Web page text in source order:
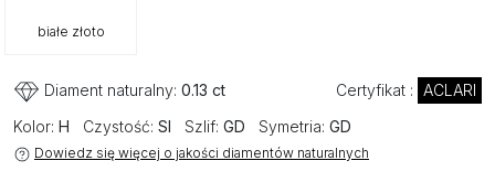
białe złoto
Diament naturalny: 0.13 ct Certyfikat : ACLARI
Kolor: H Czystość: SI Szlif: GD Symetria: GD
Dowiedz się więcej o jakości diamentów naturalnych